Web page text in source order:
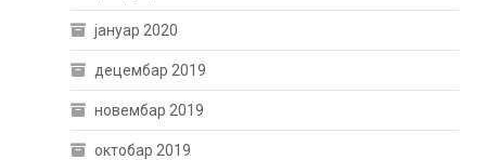
јануар 2020
децембар 2019
новембар 2019
октобар 2019